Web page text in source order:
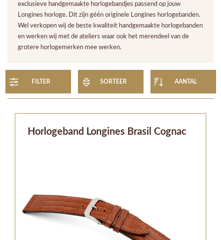
exclusieve handgemaakte horlogebandjes passend op jouw
Longines horloge. Dit zijn géén originele Longines horlogebanden.
Wel verkopen wij de beste kwaliteit handgemaakte horlogebanden
en werken wij met de ateliers waar ook het merendeel van de
grotere horlogemerken mee werken.
FILTER SORTEER AANTAL
Horlogeband Longines Brasil Cognac